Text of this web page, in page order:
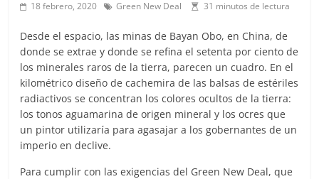
18 febrero, 2020 Green New Deal 31 minutos de lectura
Desde el espacio, las minas de Bayan Obo, en China, de
donde se extrae y donde se refina el setenta por ciento de
los minerales raros de la tierra, parecen un cuadro. En el
kilométrico diseño de cachemira de las balsas de estériles
radiactivos se concentran los colores ocultos de la tierra:
los tonos aguamarina de origen mineral y los ocres que
un pintor utilizaría para agasajar a los gobernantes de un
imperio en declive.
Para cumplir con las exigencias del Green New Deal, que